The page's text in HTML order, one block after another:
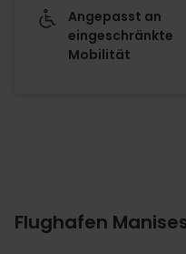
Angepasst an
eingeschränkte
Mobilität
Flughafen